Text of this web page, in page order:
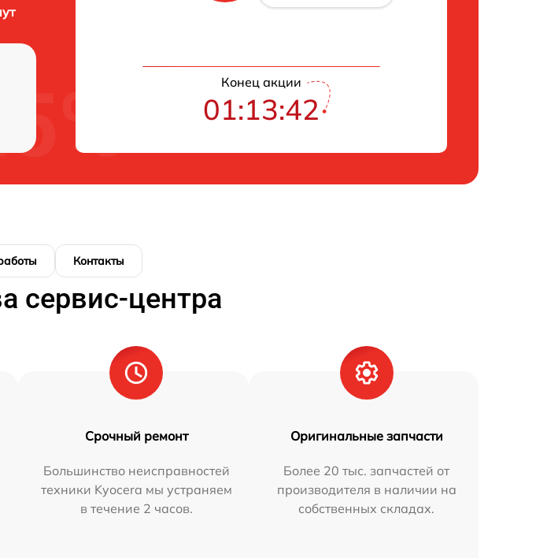
Конец акции
01:13:41
Контакты
сервис-центра
Срочный ремонт
Большинство неисправностей
техники Kyocera мы устраняем
в течение 2 часов.
Оригинальные запчасти
Более 20 тыс. запчастей от
производителя в наличии на
собственных складах.